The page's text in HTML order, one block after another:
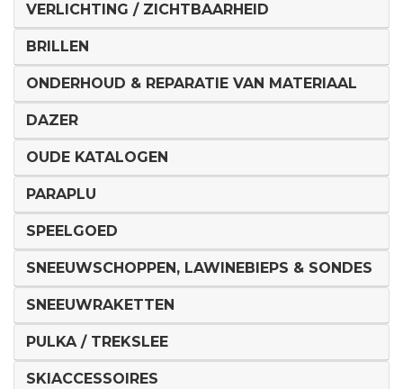
VERLICHTING / ZICHTBAARHEID
BRILLEN
ONDERHOUD & REPARATIE VAN MATERIAAL
DAZER
OUDE KATALOGEN
PARAPLU
SPEELGOED
SNEEUWSCHOPPEN, LAWINEBIEPS & SONDES
SNEEUWRAKETTEN
PULKA / TREKSLEE
SKIACCESSOIRES